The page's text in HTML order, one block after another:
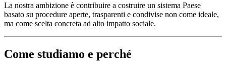
La nostra ambizione è contribuire a costruire un sistema Paese
basato su procedure aperte, trasparenti e condivise non come ideale,
ma come scelta concreta ad alto impatto sociale.
Come studiamo e perché